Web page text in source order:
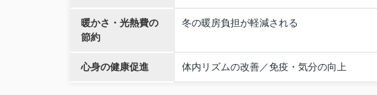
暖かさ・光熱費の
節約
冬の暖房負担が軽減される
心身の健康促進 体内リズムの改善／免疫・気分の向上